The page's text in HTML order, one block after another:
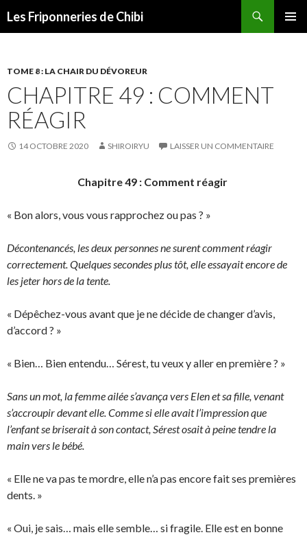
Les Friponneries de Chibi
TOME 8 : LA CHAIR DU DÉVOREUR
CHAPITRE 49 : COMMENT
RÉAGIR
14 OCTOBRE 2020 SHIROIRYU LAISSER UN COMMENTAIRE
Chapitre 49 : Comment réagir
« Bon alors, vous vous rapprochez ou pas ? »
Décontenancés, les deux personnes ne surent comment réagir
correctement. Quelques secondes plus tôt, elle essayait encore de
les jeter hors de la tente.
« Dépêchez-vous avant que je ne décide de changer d’avis,
d’accord ? »
« Bien… Bien entendu… Sérest, tu veux y aller en première ? »
Sans un mot, la femme ailée s’avança vers Elen et sa fille, venant
s’accroupir devant elle. Comme si elle avait l’impression que
l’enfant se briserait à son contact, Sérest osait à peine tendre la
main vers le bébé.
« Elle ne va pas te mordre, elle n’a pas encore fait ses premières
dents. »
« Oui, je sais… mais elle semble… si fragile. Elle est en bonne